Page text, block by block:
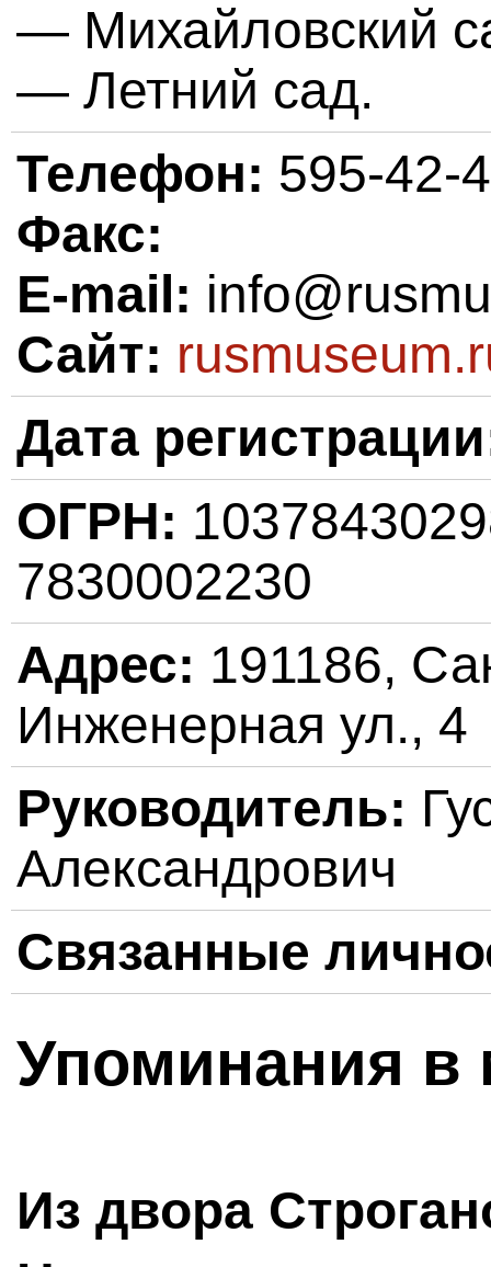
— Михайловский
— Летний сад.
Телефон: 595-42-
Факс:
E-mail:
Сайт:
Дата
ОГРН:
7830002230
Адрес: 191186,
Инженерная ул., 4
Руководитель:
Александрович
Связанные
Упоминания в
Из двора